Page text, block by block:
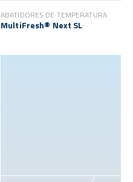
ABATIDORES DE TEMPERATURA
MultiFresh® Next SL